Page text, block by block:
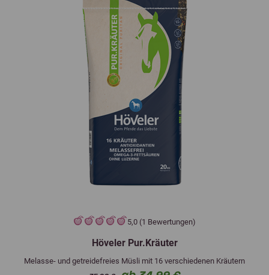
5,0 (1 Bewertungen)
Höveler Pur.Kräuter
Melasse- und getreidefreies Müsli mit 16 verschiedenen Kräutern